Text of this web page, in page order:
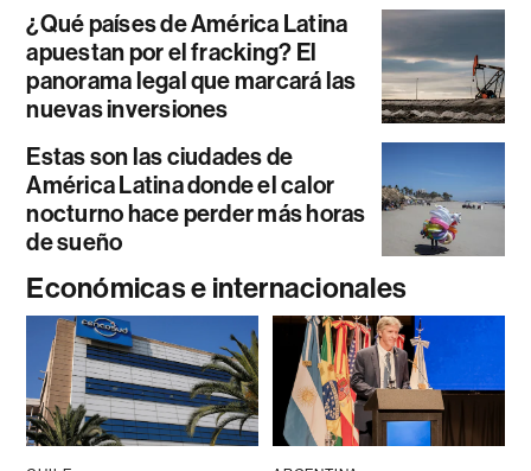
¿Qué países de América Latina
apuestan por el fracking? El
panorama legal que marcará las
nuevas inversiones
Estas son las ciudades de
América Latina donde el calor
nocturno hace perder más horas
de sueño
Económicas e internacionales